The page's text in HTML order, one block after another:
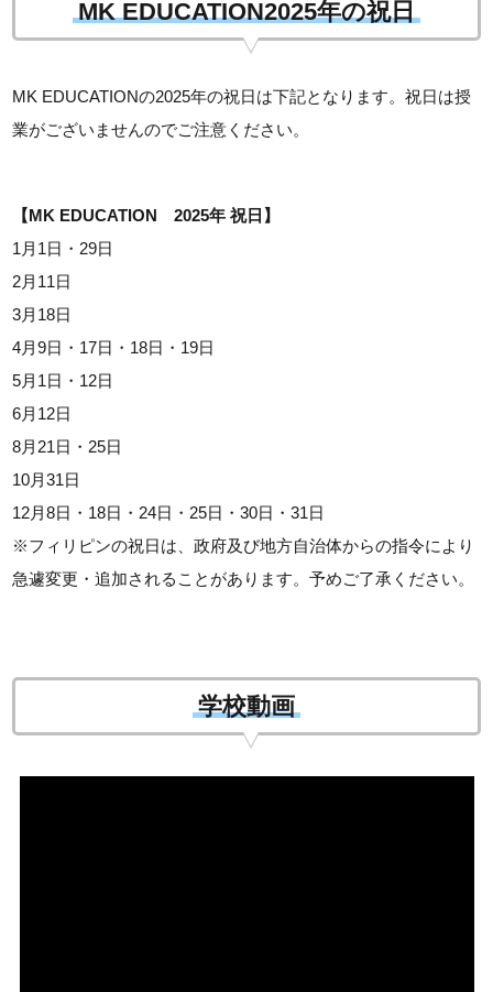
MK EDUCATION2025年の祝日
MK EDUCATIONの2025年の祝日は下記となります。祝日は授
業がございませんのでご注意ください。
【MK EDUCATION 2025年 祝日】
1月1日・29日
2月11日
3月18日
4月9日・17日・18日・19日
5月1日・12日
6月12日
8月21日・25日
10月31日
12月8日・18日・24日・25日・30日・31日
※フィリピンの祝日は、政府及び地方自治体からの指令により
急遽変更・追加されることがあります。予めご了承ください。
学校動画